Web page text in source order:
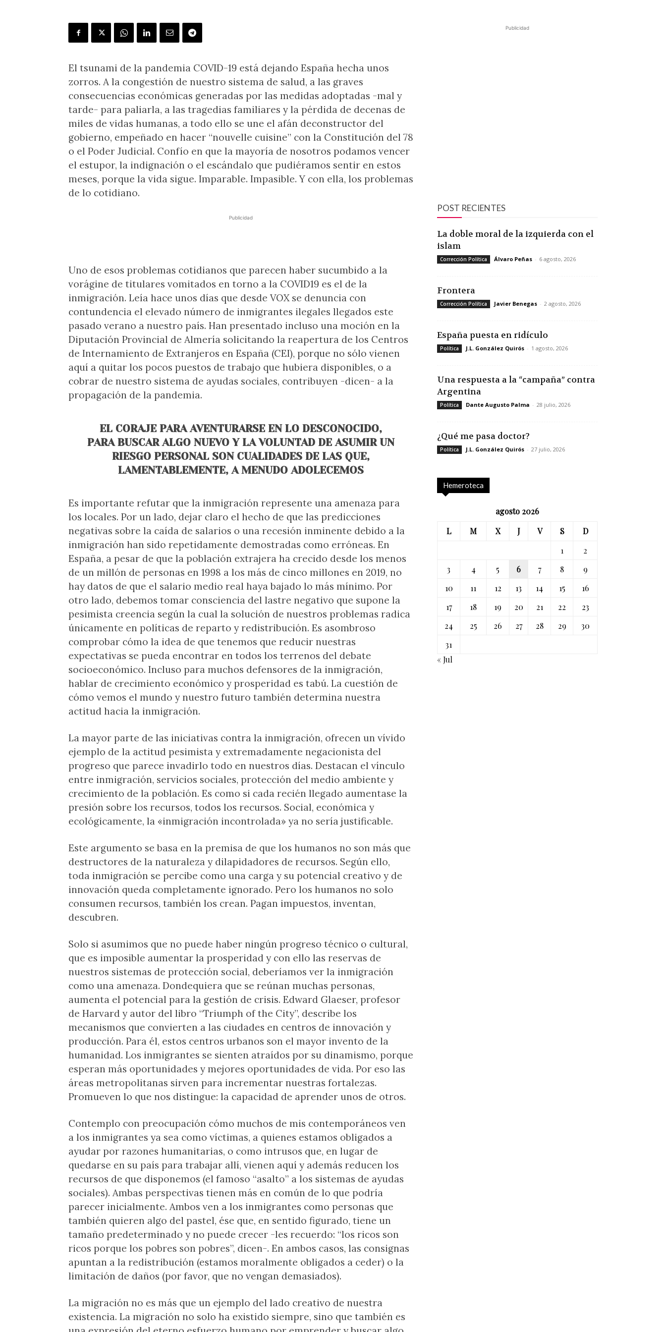
El tsunami de la pandemia COVID-19 está dejando España hecha unos
zorros. A la congestión de nuestro sistema de salud, a las graves
consecuencias económicas generadas por las medidas adoptadas -mal y
tarde- para paliarla, a las tragedias familiares y la pérdida de decenas de
miles de vidas humanas, a todo ello se une el afán deconstructor del
gobierno, empeñado en hacer “nouvelle cuisine” con la Constitución del 78
o el Poder Judicial. Confío en que la mayoría de nosotros podamos vencer
el estupor, la indignación o el escándalo que pudiéramos sentir en estos
meses, porque la vida sigue. Imparable. Impasible. Y con ella, los problemas
de lo cotidiano.
Publicidad
Uno de esos problemas cotidianos que parecen haber sucumbido a la
vorágine de titulares vomitados en torno a la COVID19 es el de la
inmigración. Leía hace unos días que desde VOX se denuncia con
contundencia el elevado número de inmigrantes ilegales llegados este
pasado verano a nuestro país. Han presentado incluso una moción en la
Diputación Provincial de Almería solicitando la reapertura de los Centros
de Internamiento de Extranjeros en España (CEI), porque no sólo vienen
aquí a quitar los pocos puestos de trabajo que hubiera disponibles, o a
cobrar de nuestro sistema de ayudas sociales, contribuyen -dicen- a la
propagación de la pandemia.
EL CORAJE PARA AVENTURARSE EN LO DESCONOCIDO,
PARA BUSCAR ALGO NUEVO Y LA VOLUNTAD DE ASUMIR UN
RIESGO PERSONAL SON CUALIDADES DE LAS QUE,
LAMENTABLEMENTE, A MENUDO ADOLECEMOS
Es importante refutar que la inmigración represente una amenaza para
los locales. Por un lado, dejar claro el hecho de que las predicciones
negativas sobre la caída de salarios o una recesión inminente debido a la
inmigración han sido repetidamente demostradas como erróneas. En
España, a pesar de que la población extrajera ha crecido desde los menos
de un millón de personas en 1998 a los más de cinco millones en 2019, no
hay datos de que el salario medio real haya bajado lo más mínimo. Por
otro lado, debemos tomar consciencia del lastre negativo que supone la
pesimista creencia según la cual la solución de nuestros problemas radica
únicamente en políticas de reparto y redistribución. Es asombroso
comprobar cómo la idea de que tenemos que reducir nuestras
expectativas se pueda encontrar en todos los terrenos del debate
socioeconómico. Incluso para muchos defensores de la inmigración,
hablar de crecimiento económico y prosperidad es tabú. La cuestión de
cómo vemos el mundo y nuestro futuro también determina nuestra
actitud hacia la inmigración.
La mayor parte de las iniciativas contra la inmigración, ofrecen un vívido
ejemplo de la actitud pesimista y extremadamente negacionista del
progreso que parece invadirlo todo en nuestros días. Destacan el vínculo
entre inmigración, servicios sociales, protección del medio ambiente y
crecimiento de la población. Es como si cada recién llegado aumentase la
presión sobre los recursos, todos los recursos. Social, económica y
ecológicamente, la «inmigración incontrolada» ya no sería justificable.
Este argumento se basa en la premisa de que los humanos no son más que
destructores de la naturaleza y dilapidadores de recursos. Según ello,
toda inmigración se percibe como una carga y su potencial creativo y de
innovación queda completamente ignorado. Pero los humanos no solo
consumen recursos, también los crean. Pagan impuestos, inventan,
descubren.
Solo si asumimos que no puede haber ningún progreso técnico o cultural,
que es imposible aumentar la prosperidad y con ello las reservas de
nuestros sistemas de protección social, deberíamos ver la inmigración
como una amenaza. Dondequiera que se reúnan muchas personas,
aumenta el potencial para la gestión de crisis. Edward Glaeser, profesor
de Harvard y autor del libro “Triumph of the City”, describe los
mecanismos que convierten a las ciudades en centros de innovación y
producción. Para él, estos centros urbanos son el mayor invento de la
humanidad. Los inmigrantes se sienten atraídos por su dinamismo, porque
esperan más oportunidades y mejores oportunidades de vida. Por eso las
áreas metropolitanas sirven para incrementar nuestras fortalezas.
Promueven lo que nos distingue: la capacidad de aprender unos de otros.
Contemplo con preocupación cómo muchos de mis contemporáneos ven
a los inmigrantes ya sea como víctimas, a quienes estamos obligados a
ayudar por razones humanitarias, o como intrusos que, en lugar de
quedarse en su país para trabajar allí, vienen aquí y además reducen los
recursos de que disponemos (el famoso “asalto” a los sistemas de ayudas
sociales). Ambas perspectivas tienen más en común de lo que podría
parecer inicialmente. Ambos ven a los inmigrantes como personas que
también quieren algo del pastel, ése que, en sentido figurado, tiene un
tamaño predeterminado y no puede crecer -les recuerdo: “los ricos son
ricos porque los pobres son pobres”, dicen-. En ambos casos, las consignas
apuntan a la redistribución (estamos moralmente obligados a ceder) o la
limitación de daños (por favor, que no vengan demasiados).
La migración no es más que un ejemplo del lado creativo de nuestra
existencia. La migración no solo ha existido siempre, sino que también es
Publicidad
POST RECIENTES
La doble moral de la izquierda con el
islam
Corrección Política Álvaro Peñas - 6 agosto, 2026
Frontera
Corrección Política Javier Benegas - 2 agosto, 2026
España puesta en ridículo
Política J.L. González Quirós - 1 agosto, 2026
Una respuesta a la “campaña” contra
Argentina
Política Dante Augusto Palma - 28 julio, 2026
¿Qué me pasa doctor?
Política J.L. González Quirós - 27 julio, 2026
Hemeroteca
agosto 2026
L
M X J V S
D
1
2
3
4 5 6 7 8
9
10
11 12 13 14 15
16
17
18 19 20 21 22
23
24
25 26 27 28 29
30
31
« Jul